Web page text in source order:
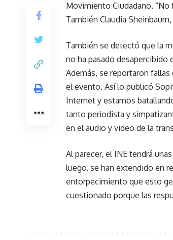
Movimiento Ciudadano.
También Claudia
También se detectó que la
no ha pasado desapercibido
Además, se reportaron
el evento. Así lo publicó
Internet y estamos
tanto periodista y
en el audio y video de la
Al parecer, el INE tendrá
luego, se han extendido en
entorpecimiento que esto
cuestionado porque las